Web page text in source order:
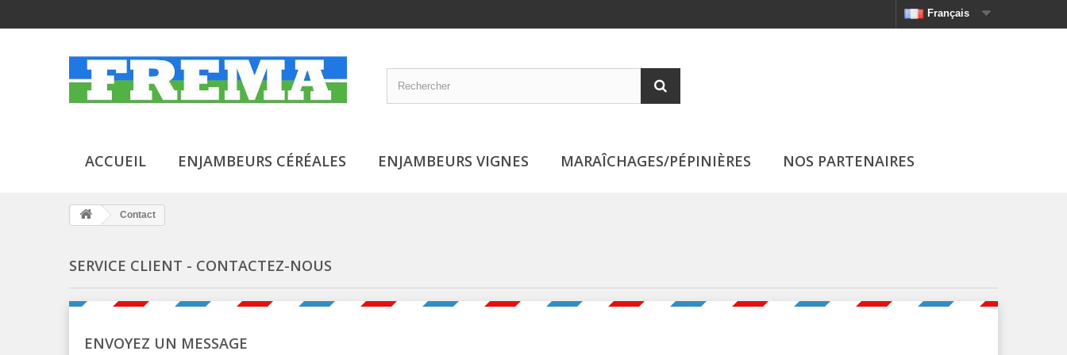
Français
ACCUEIL ENJAMBEURS CÉRÉALES ENJAMBEURS VIGNES MARAÎCHAGES/PÉPINIÈRES NOS PARTENAIRES
Contact
SERVICE CLIENT - CONTACTEZ-NOUS
ENVOYEZ UN MESSAGE